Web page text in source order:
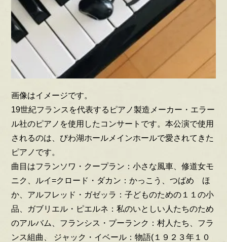
画像はイメージです。
19世紀フランスを代表するピアノ製造メーカー・エラー
ル社のピアノを使用したコンサートです。本公演で使用
されるのは、びわ湖ホールメインホールで愛されてきた
ピアノです。
曲目はフランソワ・クープラン：小さな風車、修道女モ
ニク、ルイ=クロード・ダカン：かっこう、つばめ ほ
か、アルフレッド・ガゼッラ：子どものための１１の小
品、ガブリエル・ピエルネ：私のいとしい人たちのため
のアルバム、フランシス・プーランク：村人たち、フラ
ンス組曲、 ジャック・イベール：物語(１９２３年１０